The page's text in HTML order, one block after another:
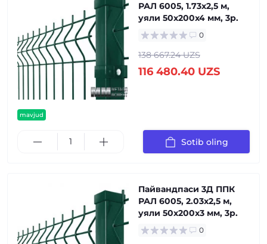
mavjud
РАЛ 6005, 1.73x2,5 м,
уяли 50x200x4 мм, 3р.
0
138 667.24 UZS
116 480.40 UZS
Sotib oling
Пайвандпаси 3Д ППК
РАЛ 6005, 2.03x2,5 м,
уяли 50x200x3 мм, 3р.
0